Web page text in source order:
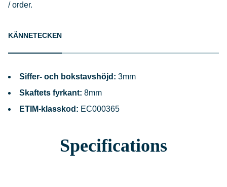
/ order.
KÄNNETECKEN
Siffer- och bokstavshöjd: 3mm
Skaftets fyrkant: 8mm
ETIM-klasskod: EC000365
Specifications